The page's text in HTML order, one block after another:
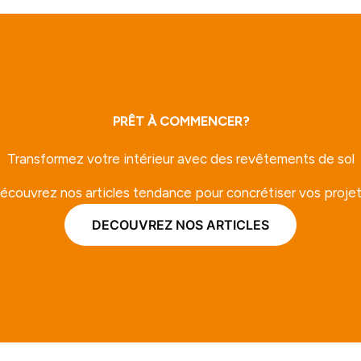
PRÊT À COMMENCER?
Transformez votre intérieur avec des revêtements de sol
nos articles tendance pour concrétiser vos
DECOUVREZ NOS ARTICLES